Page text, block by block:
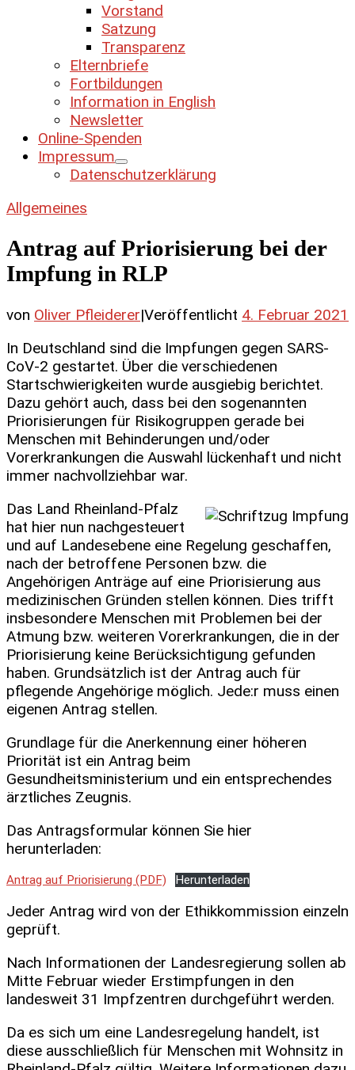
Vorstand
Satzung
Transparenz
Elternbriefe
Fortbildungen
Information in English
Newsletter
Online-Spenden
Impressum
Datenschutzerklärung
Allgemeines
Antrag auf Priorisierung bei der
Impfung in RLP
von Oliver Pfleiderer|Veröffentlicht 4. Februar 2021
In Deutschland sind die Impfungen gegen SARS-
CoV-2 gestartet. Über die verschiedenen
Startschwierigkeiten wurde ausgiebig berichtet.
Dazu gehört auch, dass bei den sogenannten
Priorisierungen für Risikogruppen gerade bei
Menschen mit Behinderungen und/oder
Vorerkrankungen die Auswahl lückenhaft und nicht
immer nachvollziehbar war.
Das Land Rheinland-Pfalz
hat hier nun nachgesteuert
und auf Landesebene eine Regelung geschaffen,
nach der betroffene Personen bzw. die
Angehörigen Anträge auf eine Priorisierung aus
medizinischen Gründen stellen können. Dies trifft
insbesondere Menschen mit Problemen bei der
Atmung bzw. weiteren Vorerkrankungen, die in der
Priorisierung keine Berücksichtigung gefunden
haben. Grundsätzlich ist der Antrag auch für
pflegende Angehörige möglich. Jede:r muss einen
eigenen Antrag stellen.
Grundlage für die Anerkennung einer höheren
Priorität ist ein Antrag beim
Gesundheitsministerium und ein entsprechendes
ärztliches Zeugnis.
Das Antragsformular können Sie hier
herunterladen:
Antrag auf Priorisierung (PDF) Herunterladen
Jeder Antrag wird von der Ethikkommission einzeln
geprüft.
Nach Informationen der Landesregierung sollen ab
Mitte Februar wieder Erstimpfungen in den
landesweit 31 Impfzentren durchgeführt werden.
Da es sich um eine Landesregelung handelt, ist
diese ausschließlich für Menschen mit Wohnsitz in